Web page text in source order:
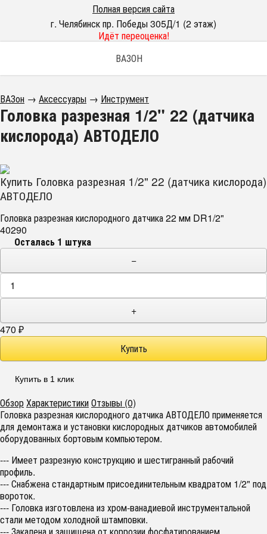
Полная версия сайта
г. Челябинск пр. Победы 305Д/1 (2 этаж)
Идёт переоценка!
ВАЗОН
ВАЗон → Аксессуары → Инструмент
Головка разрезная 1/2" 22 (датчика
кислорода) АВТОДЕЛО
Купить Головка разрезная 1/2" 22 (датчика кислорода)
АВТОДЕЛО
Головка разрезная кислородного датчика 22 мм DR1/2"
40290
Осталась 1 штука
−
+
470 ₽
Купить в 1 клик
ОбзорХарактеристикиОтзывы (0)
Головка разрезная кислородного датчика АВТОДЕЛО применяется
для демонтажа и установки кислородных датчиков автомобилей
оборудованных бортовым компьютером.
--- Имеет разрезную конструкцию и шестигранный рабочий
профиль.
--- Снабжена стандартным присоединительным квадратом 1/2" под
вороток.
--- Головка изготовлена из хром-ванадиевой инструментальной
стали методом холодной штамповки.